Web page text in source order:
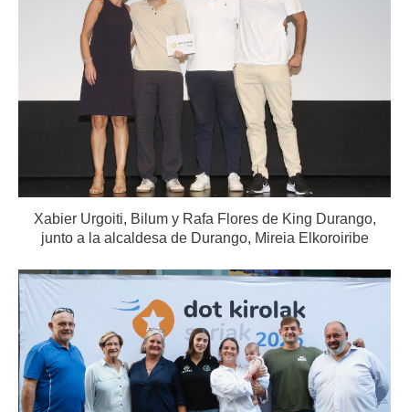
Xabier Urgoiti, Bilum y Rafa Flores de King Durango,
junto a la alcaldesa de Durango, Mireia Elkoroiribe